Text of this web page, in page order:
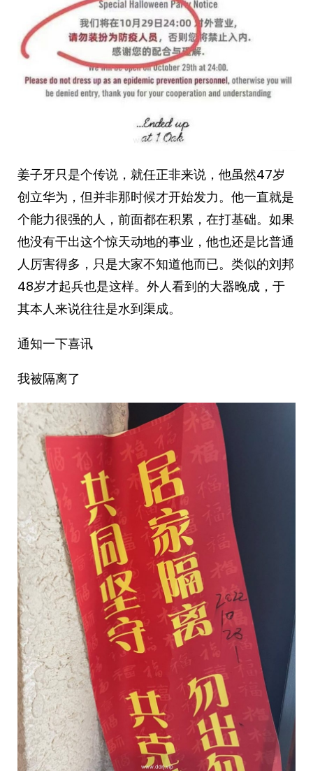
姜子牙只是个传说，就任正非来说，他虽然47岁
创立华为，但并非那时候才开始发力。他一直就是
个能力很强的人，前面都在积累，在打基础。如果
他没有干出这个惊天动地的事业，他也还是比普通
人厉害得多，只是大家不知道他而已。类似的刘邦
48岁才起兵也是这样。外人看到的大器晚成，于
其本人来说往往是水到渠成。
通知一下喜讯
我被隔离了